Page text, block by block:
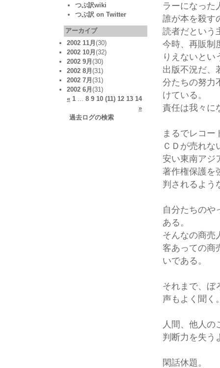
ラーになった
誰が本を殺す
読者だという
今時、再販制
りえないとい
出版不況だ、
分たちの努力
けている。
責任は我々に
まるでレコー
ＣＤが売れな
安い東南アジ
著作権保護を
判されるよう
自分たちのや
ある。
そんなの商売
客あっての商
いである。
それまで、ぼ
声もよく聞く
人間、他人の
判断力を失う
閑話休題。
つぶ訳wiki
つぶ訳 on Twitter
アーカイブ
2002 11月 (30)
2002 10月 (32)
2002 9月 (30)
2002 8月 (31)
2002 7月 (31)
2002 6月 (31)
« 1 ... 8 9 10 (11) 12 13 14
»
過去ログの検索